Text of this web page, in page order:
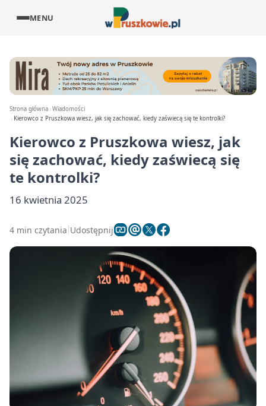
MENU
Strona główna Wiadomości
Kierowco z Pruszkowa wiesz, jak się zachować, kiedy zaświecą się te kontrolki?
Kierowco z Pruszkowa wiesz, jak
się zachować, kiedy zaświecą się
te kontrolki?
16 kwietnia 2025
4 min czytania Udostępnij